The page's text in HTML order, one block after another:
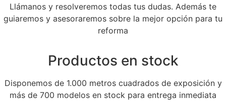
Llámanos y resolveremos todas tus dudas. Además te
guiaremos y asesoraremos sobre la mejor opción para tu
reforma
Productos en stock
Disponemos de 1.000 metros cuadrados de exposición y
más de 700 modelos en stock para entrega inmediata